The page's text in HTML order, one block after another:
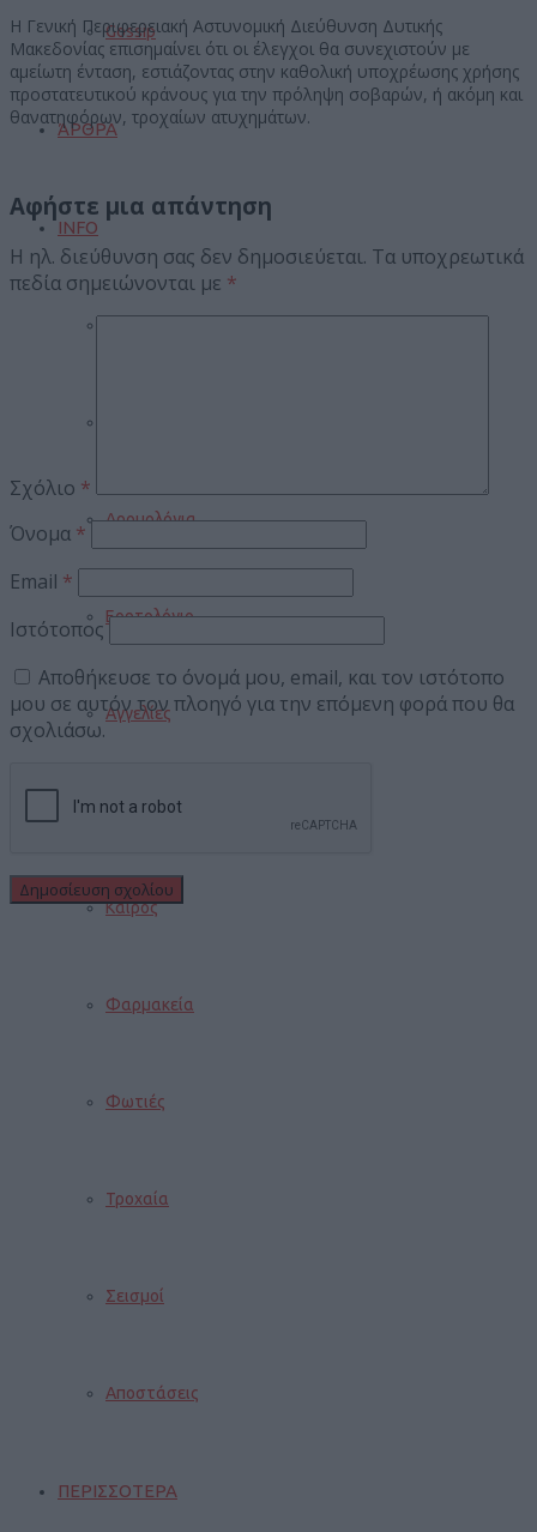
Gossip
ΆΡΘΡΑ
INFO
Δρομολόγια
Εορτολόγιο
Αγγελίες
Κηδείες
Καιρός
Φαρμακεία
Φωτιές
Τροχαία
Σεισμοί
Αποστάσεις
ΠΕΡΙΣΣΟΤΕΡΑ
Η Γενική Περιφερειακή Αστυνομική Διεύθυνση Δυτικής
Μακεδονίας επισημαίνει ότι οι έλεγχοι θα συνεχιστούν με
αμείωτη ένταση, εστιάζοντας στην καθολική υποχρέωσης χρήσης
προστατευτικού κράνους για την πρόληψη σοβαρών, ή ακόμη και
θανατηφόρων, τροχαίων ατυχημάτων.
Αφήστε μια απάντηση
Η ηλ. διεύθυνση σας δεν δημοσιεύεται. Τα υποχρεωτικά
πεδία σημειώνονται με *
Σχόλιο *
Όνομα *
Email *
Ιστότοπος
Αποθήκευσε το όνομά μου, email, και τον ιστότοπο
μου σε αυτόν τον πλοηγό για την επόμενη φορά που θα
σχολιάσω.